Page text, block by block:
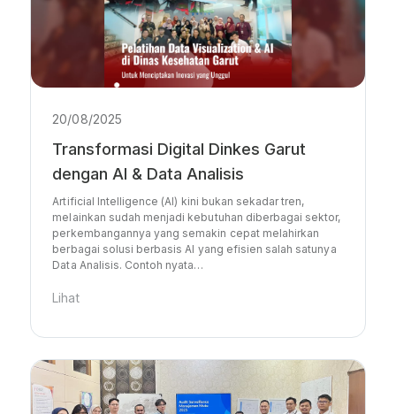
20/08/2025
Transformasi Digital Dinkes Garut
dengan AI & Data Analisis
Artificial Intelligence (AI) kini bukan sekadar tren,
melainkan sudah menjadi kebutuhan diberbagai sektor,
perkembangannya yang semakin cepat melahirkan
berbagai solusi berbasis AI yang efisien salah satunya
Data Analisis. Contoh nyata…
Lihat